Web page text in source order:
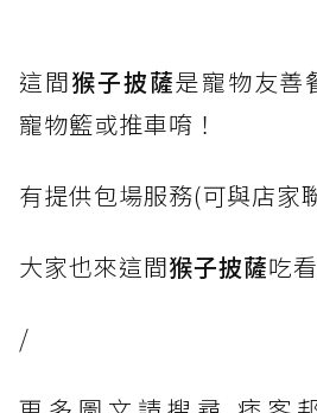
這間猴子披薩是寵物友善
寵物籃或推車唷！
有提供包場服務(可與店家
大家也來這間猴子披薩吃
/